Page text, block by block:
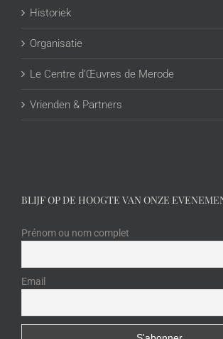
Historiek
Organisatie
Le Centre d’Œuvres de Merode
Vrienden & Partners
BLIJF OP DE HOOGTE VAN ONZE
Prénom ou nom complet
Email